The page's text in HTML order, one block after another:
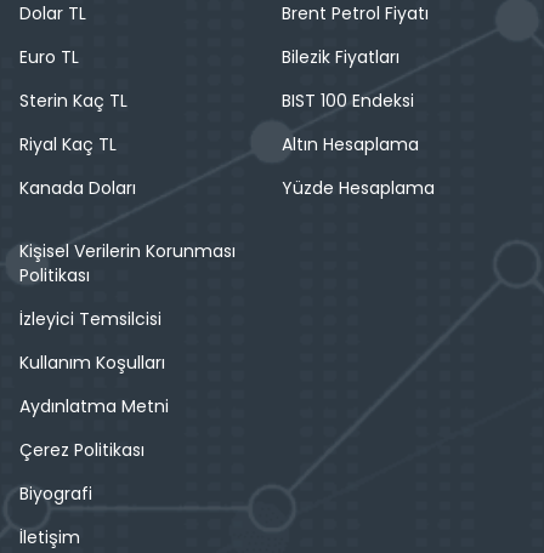
Dolar TL
Euro TL
Sterin Kaç TL
Riyal Kaç TL
Kanada Doları
Brent Petrol Fiyatı
Bilezik Fiyatları
BIST 100 Endeksi
Altın Hesaplama
Yüzde Hesaplama
Kişisel Verilerin Korunması
Politikası
İzleyici Temsilcisi
Kullanım Koşulları
Aydınlatma Metni
Çerez Politikası
Biyografi
İletişim